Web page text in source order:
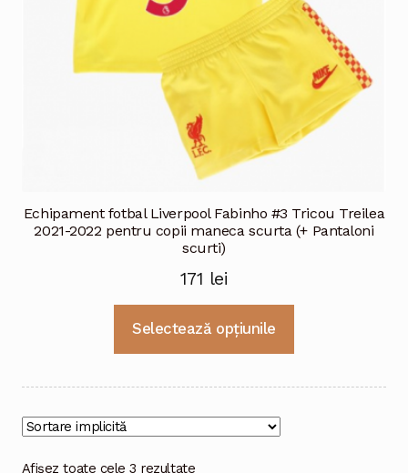
pagina
produsului.
Echipament fotbal Liverpool Fabinho #3 Tricou Treilea
2021-2022 pentru copii maneca scurta (+ Pantaloni
scurti)
171 lei
Selectează opțiunile
mai
Afișez toate cele 3 rezultate